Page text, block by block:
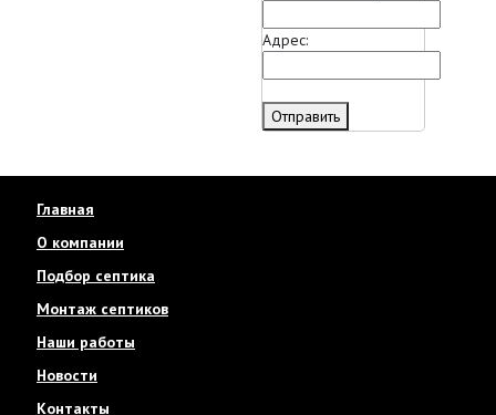
Адрес:
Отправить
Главная
О компании
Подбор септика
Монтаж септиков
Наши работы
Новости
Контакты